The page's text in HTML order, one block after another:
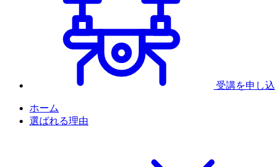
受講を申し
ホーム
選ばれる理由